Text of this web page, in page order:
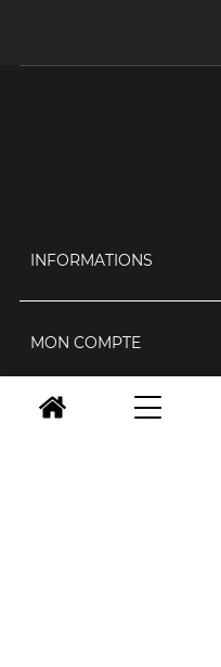
INFORMATIONS
MON COMPTE
CONTACTEZ-NOUS